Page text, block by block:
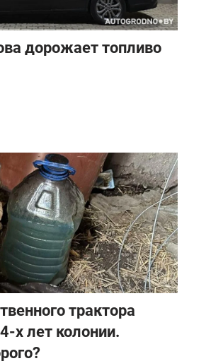
дорожает топливо
трактора
х лет колонии.